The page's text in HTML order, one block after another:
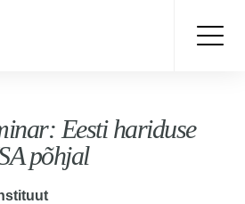
Eesti hariduse
põhjal